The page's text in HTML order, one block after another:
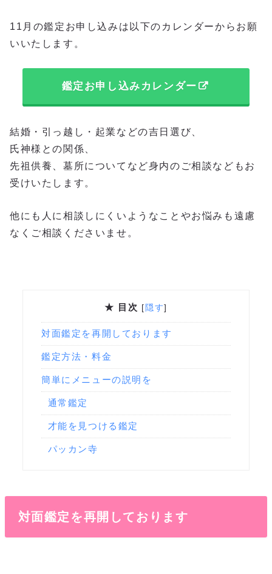
11月の鑑定お申し込みは以下のカレンダーからお願
いいたします。
鑑定お申し込みカレンダー
結婚・引っ越し・起業などの吉日選び、
氏神様との関係、
先祖供養、墓所についてなど身内のご相談などもお
受けいたします。
他にも人に相談しにくいようなことやお悩みも遠慮
なくご相談くださいませ。
★ 目次 [ 隠す]
対面鑑定を再開しております
鑑定方法・料金
簡単にメニューの説明を
通常鑑定
才能を見つける鑑定
パッカン寺
対面鑑定を再開しております